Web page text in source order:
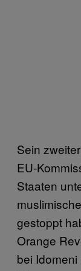
Sein
EU-
Staaten
gestoppt
Orange
bei